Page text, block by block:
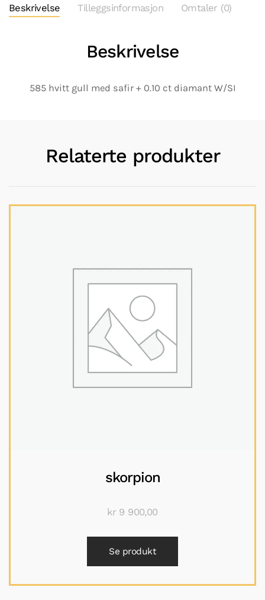
Beskrivelse Tilleggsinformasjon Omtaler (0)
Beskrivelse
585 hvitt gull med safir + 0.10 ct diamant W/SI
Relaterte produkter
skorpion
kr 9 900,00
Se produkt